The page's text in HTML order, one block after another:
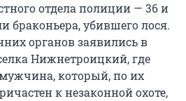
отдела полиции — 36 и
браконьера, убившего лося.
органов заявились в
Нижнетроицкий, где
который, по их
к незаконной охоте,